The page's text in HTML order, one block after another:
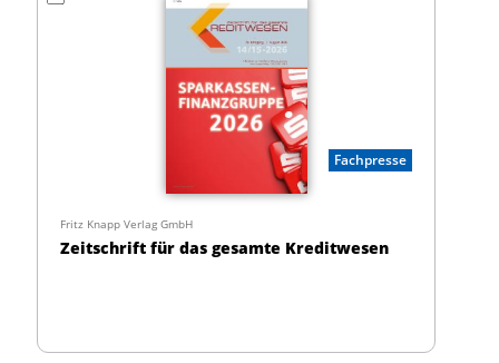
Fachpresse
Fritz Knapp Verlag GmbH
Zeitschrift für das gesamte Kreditwesen